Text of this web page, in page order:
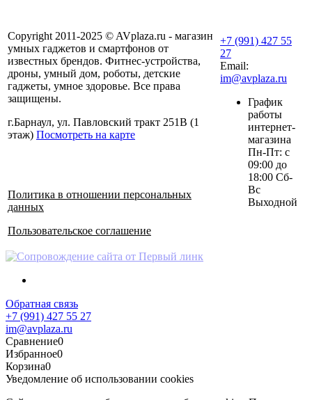
Copyright 2011-2025 © AVplaza.ru - магазин
умных гаджетов и смартфонов от
известных брендов. Фитнес-устройства,
дроны, умный дом, роботы, детские
гаджеты, умное здоровье. Все права
защищены.
г.Барнаул, ул. Павловский тракт 251В (1
этаж) Посмотреть на карте
Политика в отношении персональных
данных
Пользовательское соглашение
+7 (991) 427 55
27
Email:
im@avplaza.ru
График
работы
интернет-
магазина
Пн-Пт: с
09:00 до
18:00 Сб-
Вс
Выходной
Обратная связь
+7 (991) 427 55 27
im@avplaza.ru
Сравнение0
Избранное0
Корзина0
Уведомление об использовании cookies